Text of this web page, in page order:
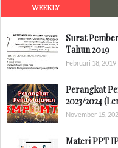
WEEKLY
Surat
Tahun 2019
Februari 18, 2019
Perangkat
2023/2024
November 15,
Materi PPT